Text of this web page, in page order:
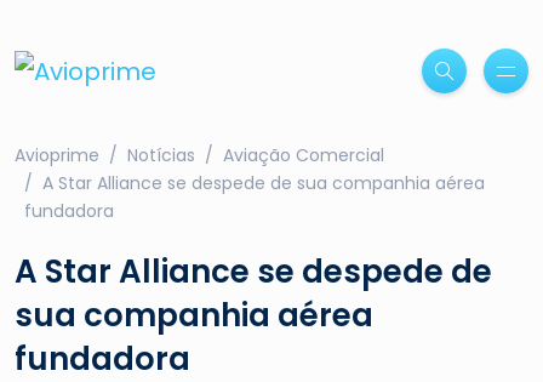
Avioprime Notícias
Aviação Comercial
A Star Alliance se despede de sua companhia aérea
fundadora
A Star Alliance se despede de
sua companhia aérea
fundadora